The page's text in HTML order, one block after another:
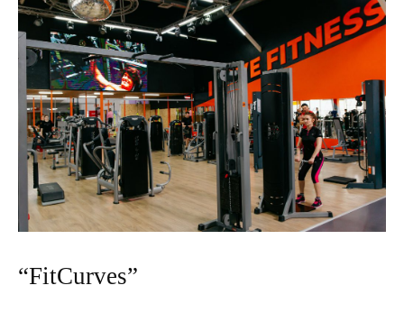
“FitCurves”